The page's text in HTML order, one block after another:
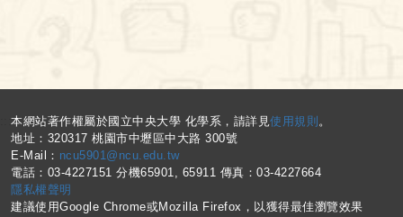
:::本網站著作權屬於國立中央大學 化學系，請詳見 使用規則 。
地址：320317 桃園市中壢區中大路 300號
E-Mail： ncu5901@ncu.edu.tw
電話：03-4227151 分機65901, 65911 傳真：03-4227664
隱私權聲明
建議使用Google Chrome或Mozilla Firefox，以獲得最佳瀏覽效果